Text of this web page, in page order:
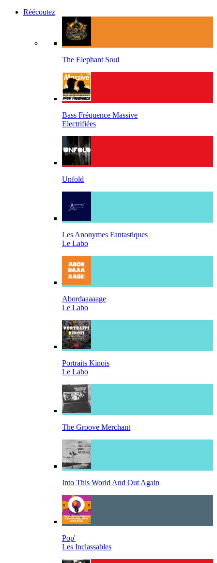
Réécoutez
The Elephant Soul
Bass Fréquence Massive
Electrifiées
Unfold
Les Anonymes Fantastiques
Le Labo
Abordaaaaage
Le Labo
Portraits Kinois
Le Labo
The Groove Merchant
Into This World And Out Again
Pop'
Les Inclassables